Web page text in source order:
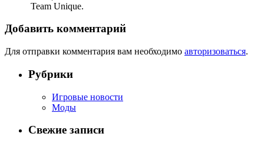
Team Unique.
Добавить комментарий
Для отправки комментария вам необходимо авторизоваться.
Рубрики
Игровые новости
Моды
Свежие записи